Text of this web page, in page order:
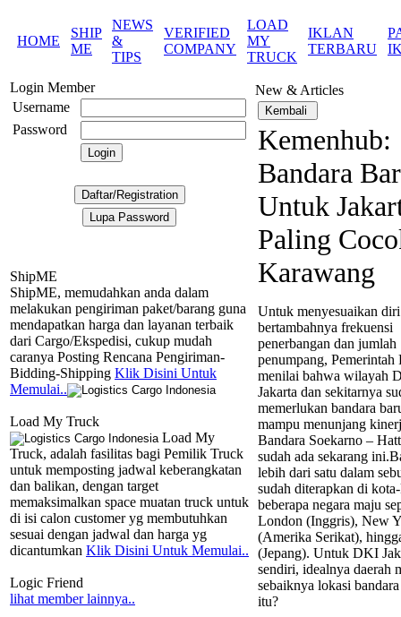
HOME
SHIP
ME
NEWS
&
TIPS
VERIFIED
COMPANY
LOAD
MY
TRUCK
IKLAN
TERBARU
Login Member
Username
Password
ShipME
ShipME, memudahkan anda dalam
melakukan pengiriman paket/barang guna
mendapatkan harga dan layanan terbaik
dari Cargo/Ekspedisi, cukup mudah
caranya Posting Rencana Pengiriman-
Bidding-Shipping Klik Disini Untuk
Memulai..
Load My Truck
Load My
Truck, adalah fasilitas bagi Pemilik Truck
untuk memposting jadwal keberangkatan
dan balikan, dengan target
memaksimalkan space muatan truck untuk
di isi calon customer yg membutuhkan
sesuai dengan jadwal dan harga yg
dicantumkan Klik Disini Untuk Memulai..
Logic Friend
lihat member lainnya..
New & Articles
Kemenhub:
Bandara
Untuk
Paling
Karawang
Untuk menyesuaikan
bertambahnya frekuensi
penerbangan dan jumlah
penumpang, Pemerintah
menilai bahwa wilayah
Jakarta dan sekitarnya
memerlukan bandara
mampu menunjang
Bandara Soekarno –
sudah ada sekarang
lebih dari satu dalam
sudah diterapkan di
beberapa negara maju
London (Inggris), New
(Amerika Serikat),
(Jepang). Untuk DKI
sendiri, idealnya daerah
sebaiknya lokasi
itu?